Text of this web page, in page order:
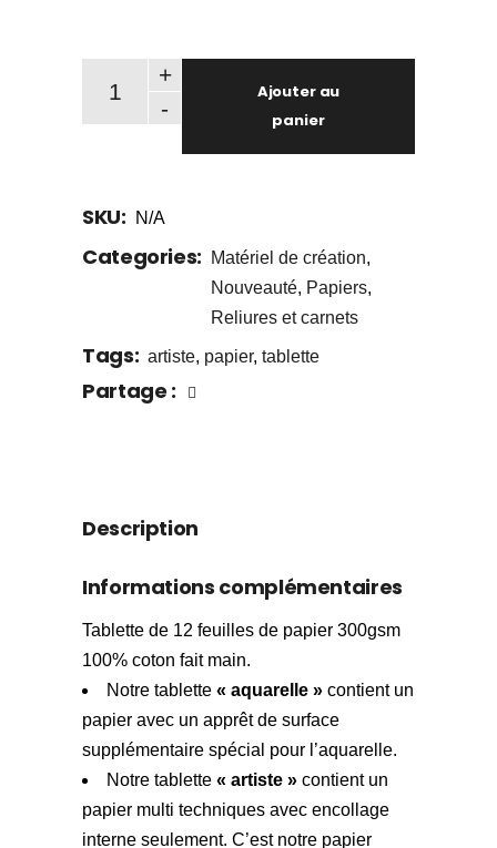
Tablettes pour artistes quantity
-
+
Ajouter au
panier
SKU: N/A
Categories: Matériel de création,
Nouveauté, Papiers,
Reliures et carnets
Tags: artiste, papier,tablette
Partage :
Description
Informations complémentaires
Tablette de 12 feuilles de papier 300gsm
100% coton fait main.
Notre tablette « aquarelle » contient un
papier avec un apprêt de surface
supplémentaire spécial pour l’aquarelle.
Notre tablette « artiste » contient un
papier multi techniques avec encollage
interne seulement. C’est notre papier